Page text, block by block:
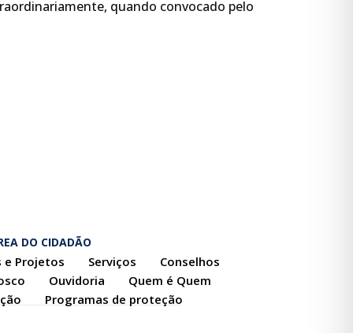
quando convocado pelo
DO CIDADÃO
e Projetos Serviços
Conselhos
Ouvidoria
Quem é Quem
Programas de proteção